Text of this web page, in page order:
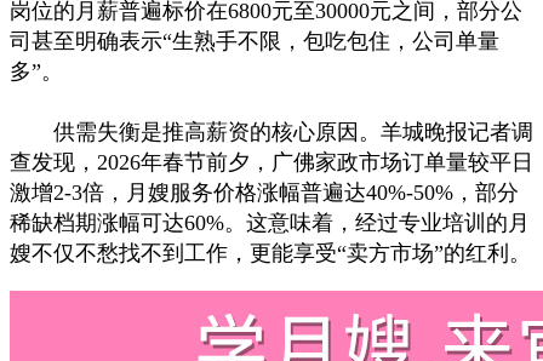
岗位的月薪普遍标价在6800元至30000元之间，部分公
司甚至明确表示“生熟手不限，包吃包住，公司单量
多”。
供需失衡是推高薪资的核心原因。羊城晚报记者调
查发现，2026年春节前夕，广佛家政市场订单量较平日
激增2-3倍，月嫂服务价格涨幅普遍达40%-50%，部分
稀缺档期涨幅可达60%。这意味着，经过专业培训的月
嫂不仅不愁找不到工作，更能享受“卖方市场”的红利。